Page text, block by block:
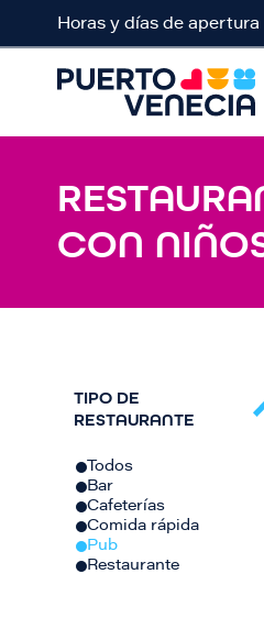
Horas y días de apertura
CON
TIPO DE
RESTAURANTE
Todos
Bar
Cafeterías
Comida rápida
Pub
Restaurante